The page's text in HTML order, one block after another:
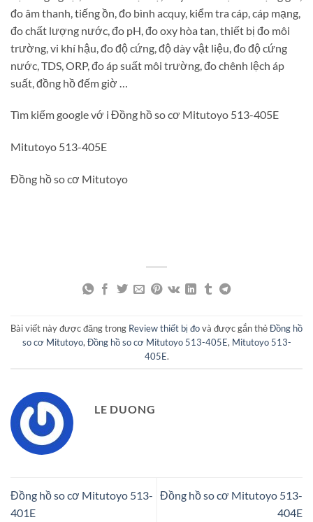
đo âm thanh, tiếng ồn, đo bình acquy, kiểm tra cáp, cáp mạng,
đo chất lượng nước, đo pH, đo oxy hòa tan, thiết bị đo môi
trường, vi khí hậu, đo độ cứng, độ dày vật liệu, đo độ cứng
nước, TDS, ORP, đo áp suất môi trường, đo chênh lệch áp
suất, đồng hồ đếm giờ …
Tìm kiếm google vớ i Đồng hồ so cơ Mitutoyo 513-405E
Mitutoyo 513-405E
Đồng hồ so cơ Mitutoyo
Bài viết này được đăng trong Review thiết bị đovà được gắn thẻĐồng hồ
so cơ Mitutoyo, Đồng hồ so cơ Mitutoyo 513-405E, Mitutoyo 513-
405E.
LE DUONG
Đồng hồ so cơ Mitutoyo 513-
401E
Đồng hồ so cơ Mitutoyo 513-
404E